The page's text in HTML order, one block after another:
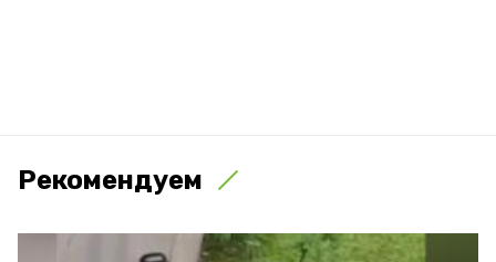
Рекомендуем